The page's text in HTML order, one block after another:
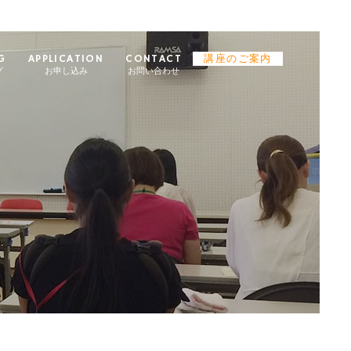
APPLICATION
お申し込み
CONTACT
お問い合わせ
講座のご案内